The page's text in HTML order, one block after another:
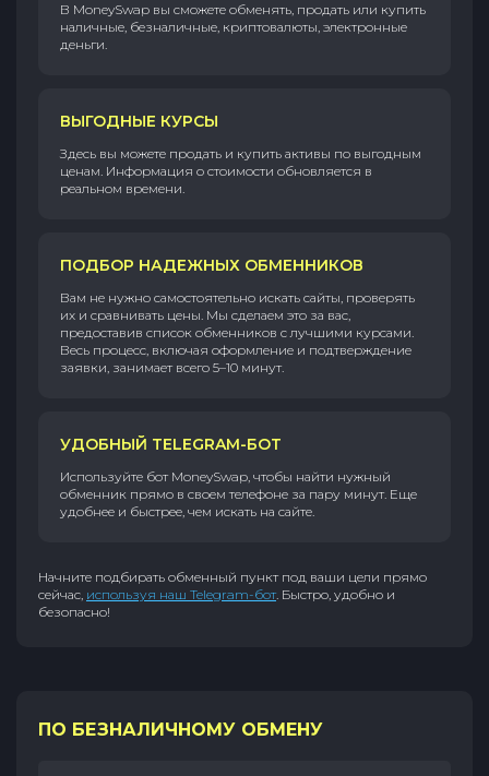
В MoneySwap вы сможете обменять, продать или купить
наличные, безналичные, криптовалюты, электронные
деньги.
ВЫГОДНЫЕ КУРСЫ
Здесь вы можете продать и купить активы по выгодным
ценам. Информация о стоимости обновляется в
реальном времени.
ПОДБОР НАДЕЖНЫХ ОБМЕННИКОВ
Вам не нужно самостоятельно искать сайты, проверять
их и сравнивать цены. Мы сделаем это за вас,
предоставив список обменников с лучшими курсами.
Весь процесс, включая оформление и подтверждение
заявки, занимает всего 5–10 минут.
УДОБНЫЙ TELEGRAM-БОТ
Используйте бот MoneySwap, чтобы найти нужный
обменник прямо в своем телефоне за пару минут. Еще
удобнее и быстрее, чем искать на сайте.
Начните подбирать обменный пункт под ваши цели прямо
сейчас, используя наш Telegram-бот. Быстро, удобно и
безопасно!
ПО БЕЗНАЛИЧНОМУ ОБМЕНУ